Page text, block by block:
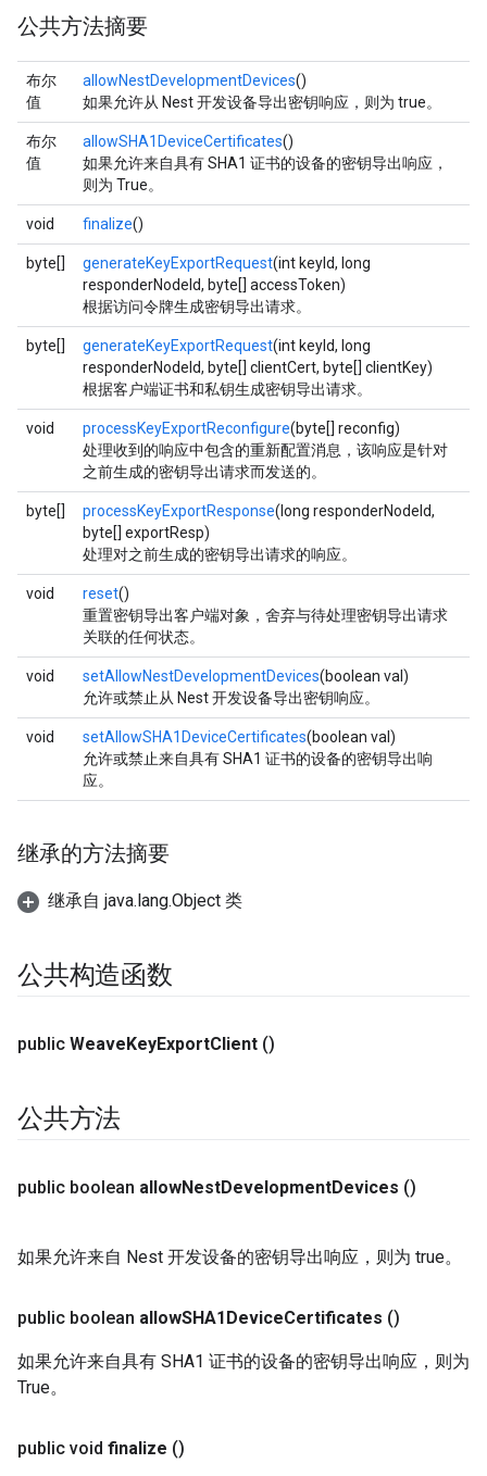
公共方法摘要
布尔
值
allowNestDevelopmentDevices()
如果允许从 Nest 开发设备导出密钥响应，则为 true。
布尔
值
allowSHA1DeviceCertificates()
如果允许来自具有 SHA1 证书的设备的密钥导出响应，
则为 True。
void finalize()
byte[] generateKeyExportRequest(int keyId, long
responderNodeId, byte[] accessToken)
根据访问令牌生成密钥导出请求。
byte[] generateKeyExportRequest(int keyId, long
responderNodeId, byte[] clientCert, byte[] clientKey)
根据客户端证书和私钥生成密钥导出请求。
void processKeyExportReconfigure(byte[] reconfig)
处理收到的响应中包含的重新配置消息，该响应是针对
之前生成的密钥导出请求而发送的。
byte[] processKeyExportResponse(long responderNodeId,
byte[] exportResp)
处理对之前生成的密钥导出请求的响应。
void reset()
重置密钥导出客户端对象，舍弃与待处理密钥导出请求
关联的任何状态。
void setAllowNestDevelopmentDevices(boolean val)
允许或禁止从 Nest 开发设备导出密钥响应。
void setAllowSHA1DeviceCertificates(boolean val)
允许或禁止来自具有 SHA1 证书的设备的密钥导出响
应。
继承的方法摘要
继承自 java.lang.Object 类
公共构造函数
public WeaveKeyExportClient ()
公共方法
public boolean allowNestDevelopmentDevices ()
如果允许来自 Nest 开发设备的密钥导出响应，则为 true。
public boolean allowSHA1DeviceCertificates ()
如果允许来自具有 SHA1 证书的设备的密钥导出响应，则为
True。
public void finalize ()